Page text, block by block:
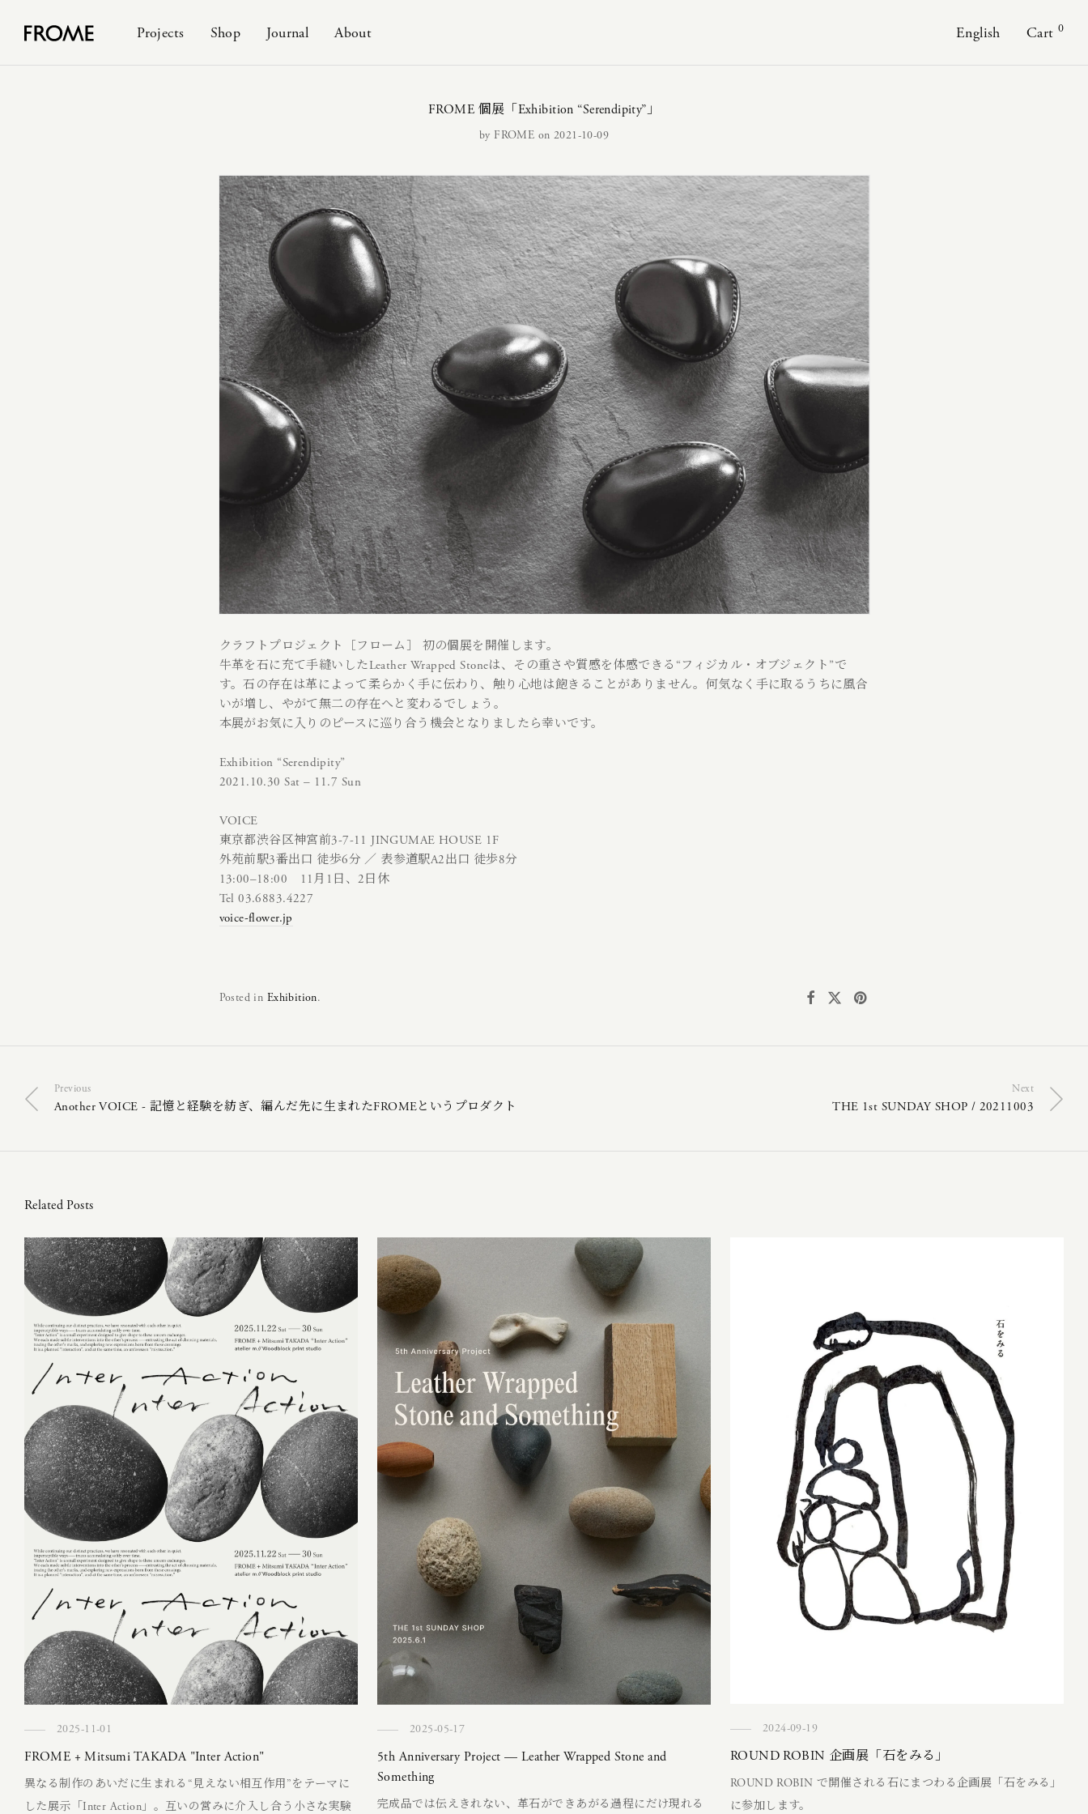
Projects Shop Journal About English Cart 0
FROME 個展「Exhibition “Serendipity”」
by FROME on 2021-10-09
クラフトプロジェクト［フローム］ 初の個展を開催します。
牛革を石に充て手縫いしたLeather Wrapped Stoneは、その重さや質感を体感できる“フィジカル・オブジェクト”で
す。石の存在は革によって柔らかく手に伝わり、触り心地は飽きることがありません。何気なく手に取るうちに風合
いが増し、やがて無二の存在へと変わるでしょう。
本展がお気に入りのピースに巡り合う機会となりましたら幸いです。
Exhibition “Serendipity”
2021.10.30 Sat­ – 11.7 Sun
VOICE
東京都渋谷区神宮前3-7-11 JINGUMAE HOUSE 1F
外苑前駅3番出口 徒歩6分 ／ 表参道駅A2出口 徒歩8分
13:00–18:00 11月1日、2日休
Tel 03.6883.4227
voice-flower.jp
Posted in Exhibition.
Previous
Another VOICE - 記憶と経験を紡ぎ、編んだ先に生まれたFROMEというプロダクト
Next
THE 1st SUNDAY SHOP / 20211003
Related Posts
2025-11-01
FROME + Mitsumi TAKADA "Inter Action"
異なる制作のあいだに生まれる“見えない相互作用”をテーマに
した展示「Inter Action」。互いの営みに介入し合う小さな実験
2025-05-17
5th Anniversary Project — Leather Wrapped Stone and
Something
完成品では伝えきれない、革石ができあがる過程にだけ現れる
2024-09-19
ROUND ROBIN 企画展「石をみる」
ROUND ROBIN で開催される石にまつわる企画展「石をみる」
に参加します。